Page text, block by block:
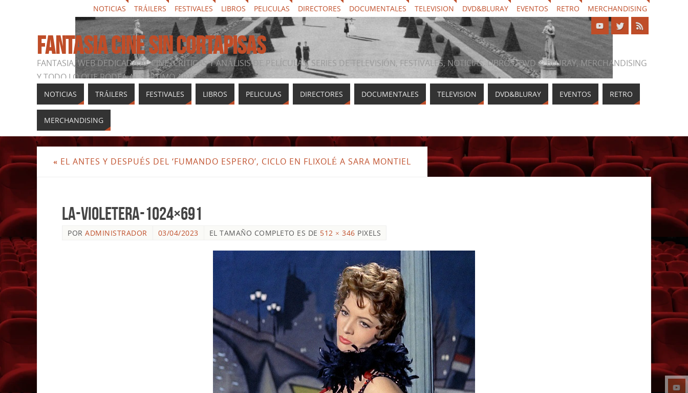
NOTICIAS TRÁILERS FESTIVALES LIBROS PELICULAS DIRECTORES DOCUMENTALES TELEVISION DVD&BLURAY EVENTOS RETRO MERCHANDISING
FANTASIA CINE SIN CORTAPISAS
FANTASIA, WEB DEDICADA AL CINE, CRÍTICAS Y ANÁLISIS DE PELÍCULAS, SERIES DE TELEVISIÓN, FESTIVALES, NOTICIAS, LIBROS, DVD & BLURAY, MERCHANDISING
Y TODO LO QUE RODEA AL SÉPTIMO ARTE
NOTICIAS TRÁILERS FESTIVALES LIBROS PELICULAS DIRECTORES DOCUMENTALES TELEVISION DVD&BLURAY EVENTOS RETRO
MERCHANDISING
« EL ANTES Y DESPUÉS DEL ‘FUMANDO ESPERO’, CICLO EN FLIXOLÉ A SARA MONTIEL
LA-VIOLETERA-1024×691
POR ADMINISTRADOR 03/04/2023 EL TAMAÑO COMPLETO ES DE 512 × 346 PIXELS